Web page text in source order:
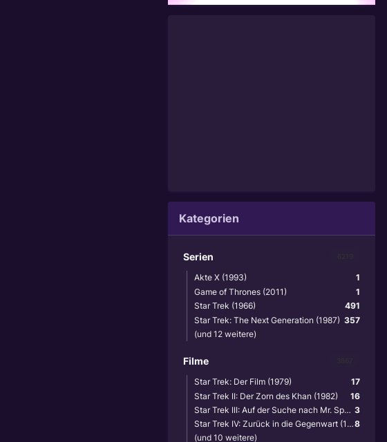
Kategorien
Serien
1
Akte X (1993)
1
Game of Thrones (2011)
491
Star Trek (1966)
357
Star Trek: The Next Generation (1987)
(und 12 weitere)
Filme
17
Star Trek: Der Film (1979)
16
Star Trek II: Der Zorn des Khan (1982)
3
Star Trek III: Auf der Suche nach Mr. Spock (1984)
8
Star Trek IV: Zurück in die Gegenwart (1986)
(und 10 weitere)